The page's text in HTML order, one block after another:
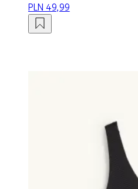
PLN 49,99